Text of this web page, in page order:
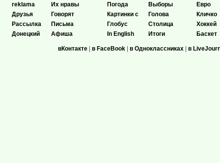
reklama
Друзья
Рассылка
Донецкий
Их нравы
Говорят
Письма
Афиша
Погода
Картинки с
Глобус
In English
Выборы
Голова
Столица
Итоги
Евро
Кличко
Хоккей
Баскет
вКонтакте | в FaceBook | в Одноклассниках | в